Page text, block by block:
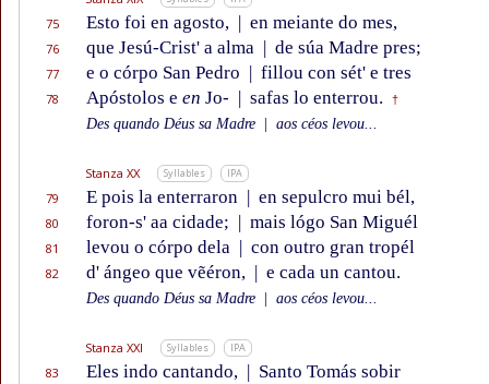
75 Esto foi en agosto, | en meiante do mes,
76 que Jesú-Crist' a alma | de súa Madre pres;
77 e o córpo San Pedro | fillou con sét' e tres
78 Apóstolos e en Jo- | safas lo enterrou. †
Des quando Déus sa Madre aos céos levou...
Stanza XX Syllables IPA
79 E pois la enterraron | en sepulcro mui bél,
80 foron-s' aa cidade; | mais lógo San Miguél
81 levou o córpo dela | con outro gran tropél
82 d' ángeo que vẽéron, | e cada un cantou.
Des quando Déus sa Madre aos céos levou...
Stanza XXI Syllables IPA
83 Eles indo cantando, | Santo Tomás sobir